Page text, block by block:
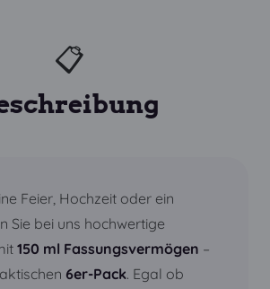
📋
Feier, Hochzeit oder ein
Sie bei uns hochwertige
150 ml Fassungsvermögen –
6er-Pack. Egal ob